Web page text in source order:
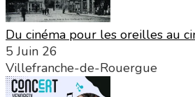
Du cinéma pour les oreilles au
5 Juin 26
Villefranche-de-Rouergue